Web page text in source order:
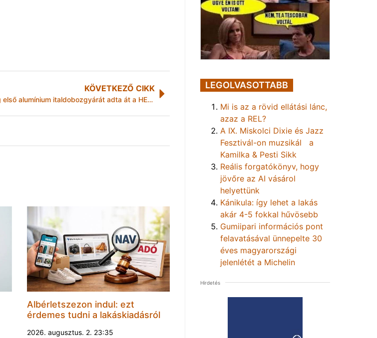
KÖVETKEZŐ CIKK
Magyarország első alumínium italdobozgyárát adta át a HELL cégcsoport
Albérletszezon indul: ezt
érdemes tudni a lakáskiadásról
2026. augusztus. 2. 23:35
LEGOLVASOTTABB
Mi is az a rövid ellátási lánc,
azaz a REL?
A IX. Miskolci Dixie és Jazz
Fesztivál-on muzsikál a
Kamilka & Pesti Sikk
Reális forgatókönyv, hogy
jövőre az AI vásárol
helyettünk
Kánikula: így lehet a lakás
akár 4-5 fokkal hűvösebb
Gumiipari információs pont
felavatásával ünnepelte 30
éves magyarországi
jelenlétét a Michelin
Hirdetés